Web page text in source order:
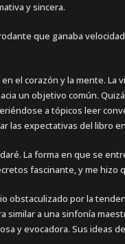
y sincera.
que ganaba
el corazón y la mente. La
un objetivo común.
a tópicos leer
las expectativas del libro
La forma en que se
fascinante, y me hizo
obstaculizado por la
a una sinfonía
y evocadora. Sus ideas